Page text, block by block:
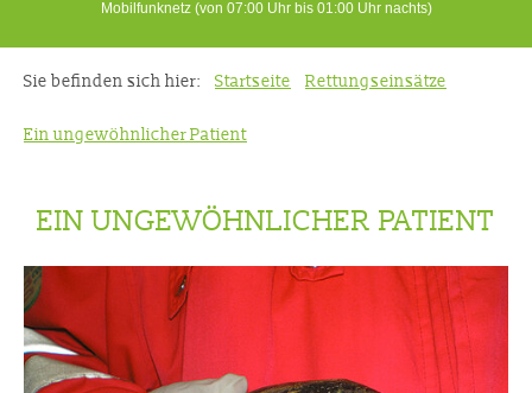
Mobilfunknetz (von 07:00 Uhr bis 01:00 Uhr nachts)
Sie befinden sich hier: Startseite Rettungseinsätze
Ein ungewöhnlicher Patient
EIN UNGEWÖHNLICHER PATIENT